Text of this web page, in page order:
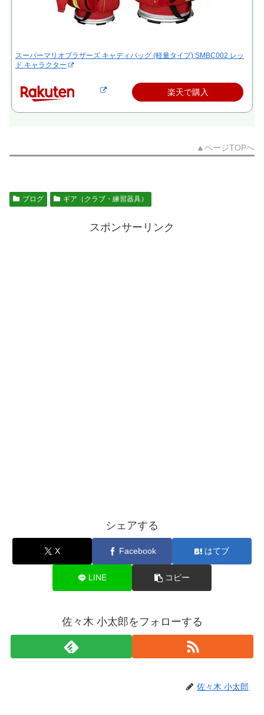
スーパーマリオブラザーズ キャディバッグ (軽量タイプ) SMBC002 レッ
ド キャラクター
楽天で購入
▲ページTOPへ
ブログ ギア（クラブ・練習器具）
スポンサーリンク
シェアする
X Facebook はてブ
LINE コピー
佐々木 小太郎をフォローする
佐々木 小太郎